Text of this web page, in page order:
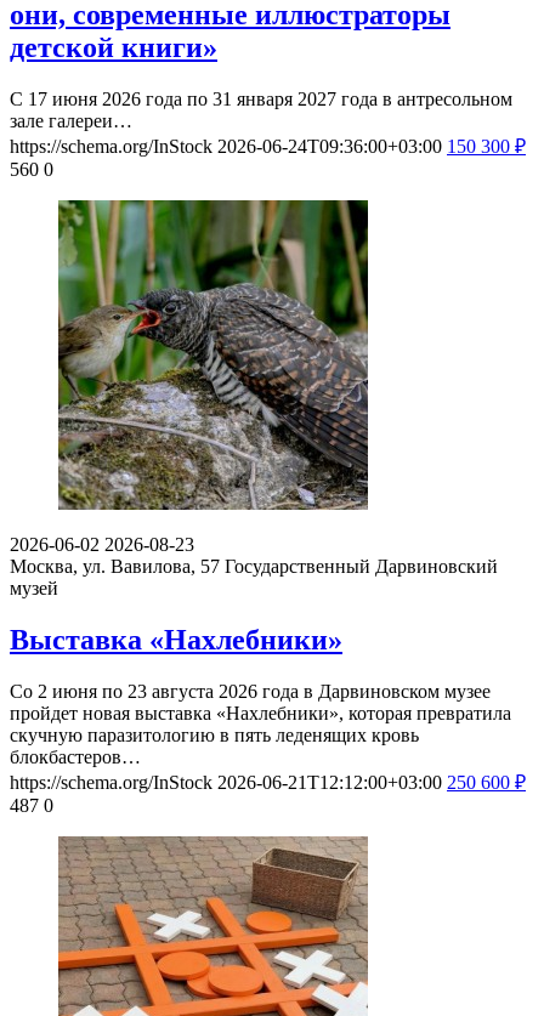
они, современные иллюстраторы
детской книги»
С 17 июня 2026 года по 31 января 2027 года в антресольном
зале галереи…
https://schema.org/InStock 2026-06-24T09:36:00+03:00 150 300 ₽
560 0
2026-06-02 2026-08-23
Москва, ул. Вавилова, 57 Государственный Дарвиновский
музей
Выставка «Нахлебники»
Со 2 июня по 23 августа 2026 года в Дарвиновском музее
пройдет новая выставка «Нахлебники», которая превратила
скучную паразитологию в пять леденящих кровь
блокбастеров…
https://schema.org/InStock 2026-06-21T12:12:00+03:00 250 600 ₽
487 0